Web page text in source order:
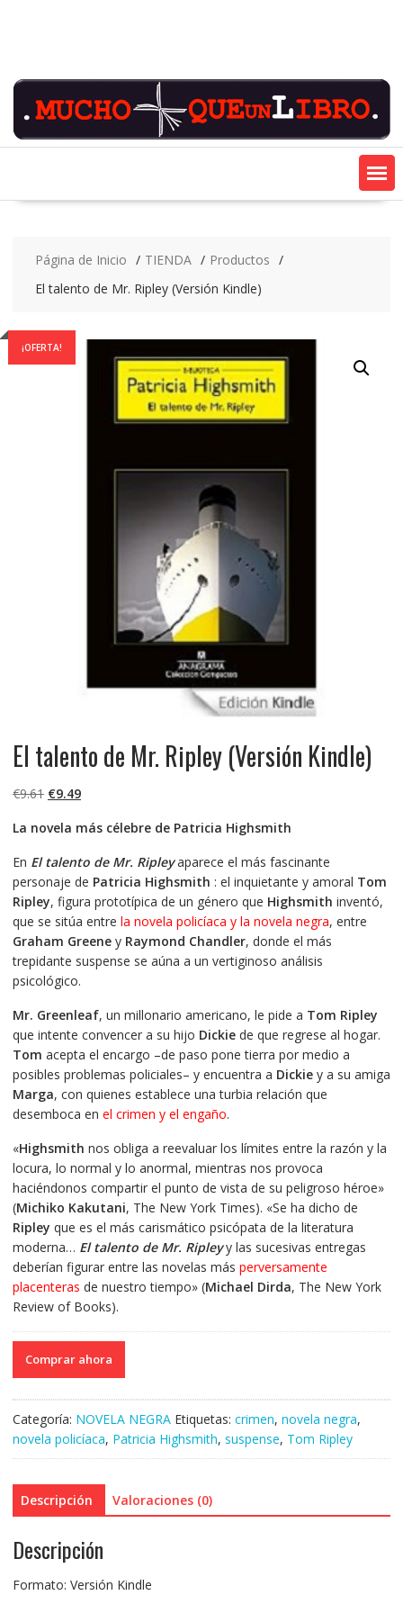
Página de Inicio TIENDA
Productos
El talento de Mr. Ripley (Versión Kindle)
¡OFERTA!
El talento de Mr. Ripley (Versión Kindle)
€9.61 El
original
€9.61.
€9.49El
actual
€9.49.
La novela más célebre de Patricia Highsmith
En El talento de Mr. Ripleyaparece el más fascinante
personaje de Patricia Highsmith : el inquietante y amoral Tom
Ripley, figura prototípica de un género que Highsmith inventó,
que se sitúa entre la novela policíaca y la novela negra, entre
Graham Greeney Raymond Chandler, donde el más
trepidante suspense se aúna a un vertiginoso análisis
psicológico.
Mr. Greenleaf, un millonario americano, le pide a Tom Ripley
que intente convencer a su hijo Dickiede que regrese al hogar.
Tom acepta el encargo –de paso pone tierra por medio a
posibles problemas policiales– y encuentra a Dickiey a su amiga
Marga, con quienes establece una turbia relación que
desemboca en el crimen y el engaño.
«Highsmith nos obliga a reevaluar los límites entre la razón y la
locura, lo normal y lo anormal, mientras nos provoca
haciéndonos compartir el punto de vista de su peligroso héroe»
(Michiko Kakutani, The New York Times). «Se ha dicho de
Ripley que es el más carismático psicópata de la literatura
moderna… El talento de Mr. Ripleyy las sucesivas entregas
deberían figurar entre las novelas más perversamente
placenteras de nuestro tiempo» (Michael Dirda, The New York
Review of Books).
Comprar ahora
Categoría: NOVELA NEGRA Etiquetas: crimen, novela negra,
novela policíaca, Patricia Highsmith, suspense, Tom Ripley
Descripción Valoraciones (0)
Descripción
Formato: Versión Kindle